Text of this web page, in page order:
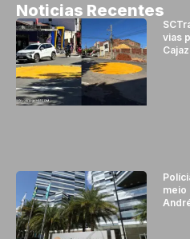
Noticias Recentes
vias
meio